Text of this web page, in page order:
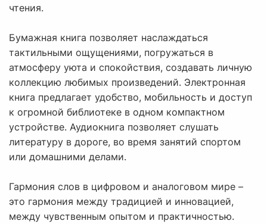
чтения.
Бумажная книга позволяет наслаждаться
тактильными ощущениями, погружаться в
атмосферу уюта и спокойствия, создавать личную
коллекцию любимых произведений. Электронная
книга предлагает удобство, мобильность и доступ
к огромной библиотеке в одном компактном
устройстве. Аудиокнига позволяет слушать
литературу в дороге, во время занятий спортом
или домашними делами.
Гармония слов в цифровом и аналоговом мире –
это гармония между традицией и инновацией,
между чувственным опытом и практичностью.